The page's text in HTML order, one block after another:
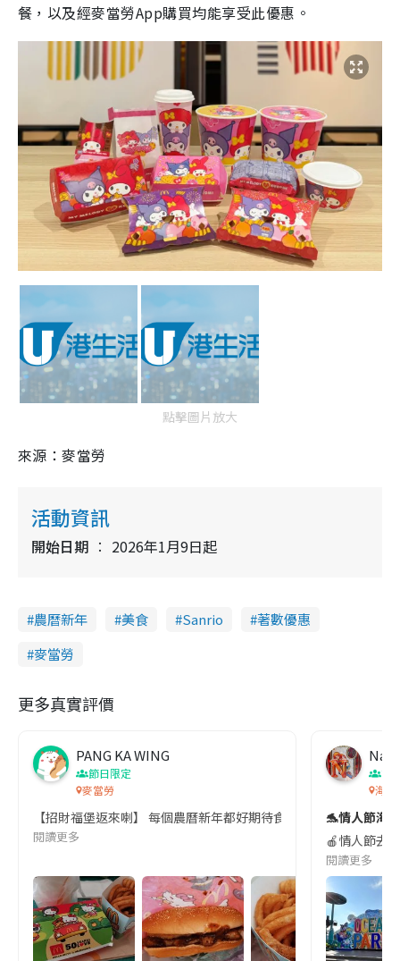
餐，以及經麥當勞App購買均能享受此優惠。
點擊圖片放大
來源：麥當勞
活動資訊
開始日期 2026年1月9日起
農曆新年 美食 Sanrio
著數優惠
麥當勞
更多真實評價
PANG KA WING
節日限定
麥當勞
【招財福堡返來喇】 每個農曆新年都好期待食麥當勞既招財福
閱讀更多
節
海洋
🐬情人節海
🍎情人節去
閱讀更多